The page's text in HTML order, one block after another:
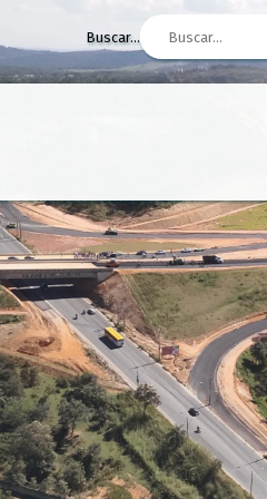
Buscar...